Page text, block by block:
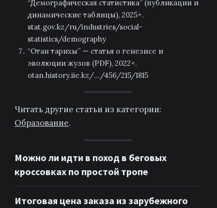
“Демографическая статистика” (публикации и
динамические таблицы), 2025+.
stat.gov.kz/ru/industries/social-
statistics/demography
“Отан тарихы” — статья о генезисе и
эволюции жузов (PDF), 2022+.
otan.history.iie.kz/…/456/215/1815
Читать другие статьи из категории:
Образование.
Можно ли идти в поход в беговых
кроссовках по простой тропе
Итоговая цена заказа из зарубежного